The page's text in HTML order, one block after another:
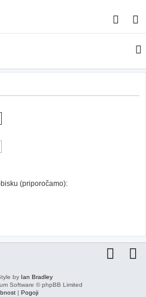
s
a
j
(priporočamo):
by Ian Bradley
Software © phpBB Limited
| Pogoji